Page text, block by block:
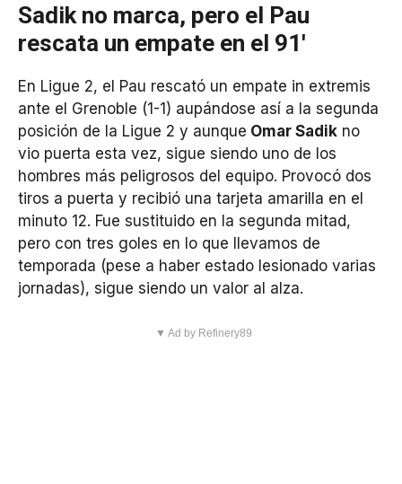
Sadik no marca, pero el Pau
rescata un empate en el 91′
En Ligue 2, el Pau rescató un empate in extremis
ante el Grenoble (1-1) aupándose así a la segunda
posición de la Ligue 2 y aunque Omar Sadik no
vio puerta esta vez, sigue siendo uno de los
hombres más peligrosos del equipo. Provocó dos
tiros a puerta y recibió una tarjeta amarilla en el
minuto 12. Fue sustituido en la segunda mitad,
pero con tres goles en lo que llevamos de
temporada (pese a haber estado lesionado varias
jornadas), sigue siendo un valor al alza.
▼ Ad by Refinery89